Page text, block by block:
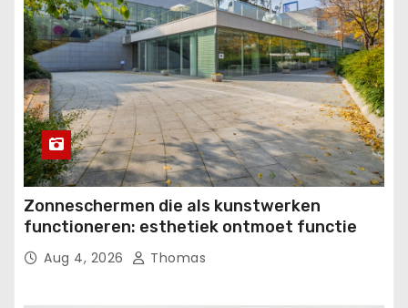
Zonneschermen die als kunstwerken
functioneren: esthetiek ontmoet functie
Aug 4, 2026 Thomas